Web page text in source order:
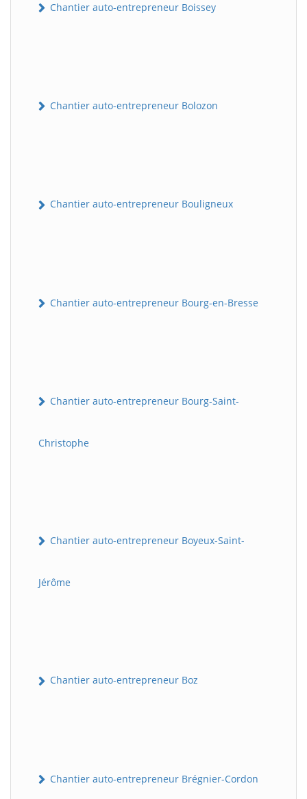
Chantier auto-entrepreneur Boissey
Chantier auto-entrepreneur Bolozon
Chantier auto-entrepreneur Bouligneux
Chantier auto-entrepreneur Bourg-en-Bresse
Chantier auto-entrepreneur Bourg-Saint-
Christophe
Chantier auto-entrepreneur Boyeux-Saint-
Jérôme
Chantier auto-entrepreneur Boz
Chantier auto-entrepreneur Brégnier-Cordon